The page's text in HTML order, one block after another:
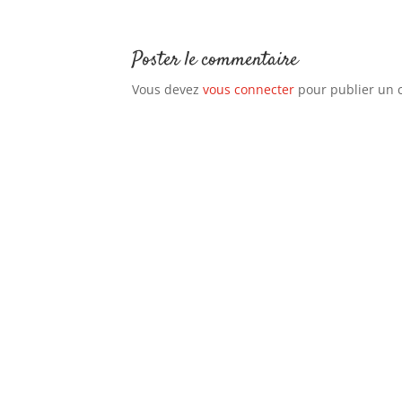
Poster le commentaire
Vous devez vous connecter pour publier un